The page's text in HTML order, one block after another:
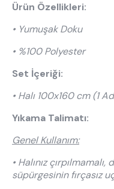
Ürün Özellikleri:
• Yumuşak Doku
• %100 Polyester
Set İçeriği:
• Halı 100x160 cm (1
Yıkama Talimatı:
Genel Kullanım:
• Halınız
süpürgesinin fırçasız